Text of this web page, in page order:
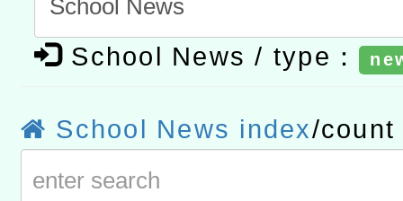
t」
有關大陸委員會函釋公務
赴陸應申請許可一案
轉知經濟部水利署委託財
位及節水達人選拔活動」
115年8月22日(星期六)辦
市孔廟祈福系列活動—儒
2026年桃園地景藝術節教
School News / type：
School News index/count